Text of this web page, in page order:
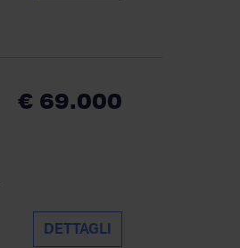
€ 69.000
DETTAGLI